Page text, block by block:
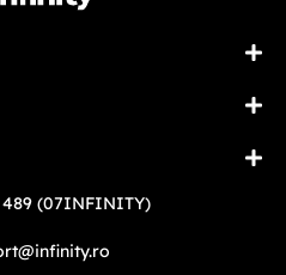
489 (07INFINITY)